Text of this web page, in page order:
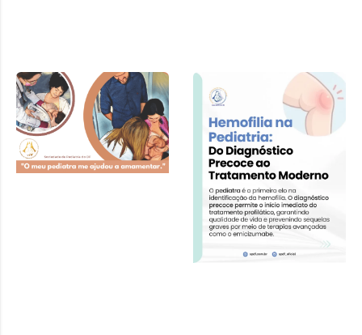
Cartilha SPDF –
Pediatra e
Amamentação